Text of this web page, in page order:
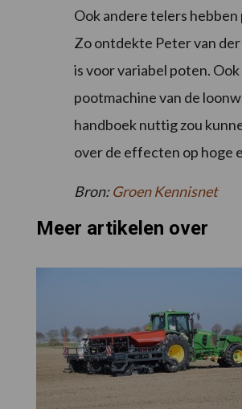
Ook andere telers hebben
Zo ontdekte Peter van der
is voor variabel poten.
pootmachine van de
handboek nuttig zou
over de effecten op hoge
Bron:Groen Kennisnet
Meer artikelen over